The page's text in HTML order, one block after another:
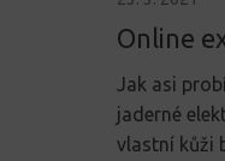
Online
Jak asi
jaderné
vlastní kůži